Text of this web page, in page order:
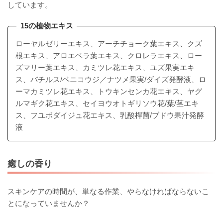
しています。
15の植物エキス
ローヤルゼリーエキス、アーチチョーク葉エキス、クズ
根エキス、アロエベラ葉エキス、クロレラエキス、ロー
ズマリー葉エキス、カミツレ花エキス、ユズ果実エキ
ス、バチルス/ベニコウジ／ナツメ果実/ダイズ発酵液、ロ
ーマカミツレ花エキス、トウキンセンカ花エキス、ヤグ
ルマギク花エキス、セイヨウオトギリソウ花/葉/茎エキ
ス、フユボダイジュ花エキス、乳酸桿菌/ブドウ果汁発酵
液
癒しの香り
スキンケアの時間が、単なる作業、やらなければならないこ
とになっていませんか？